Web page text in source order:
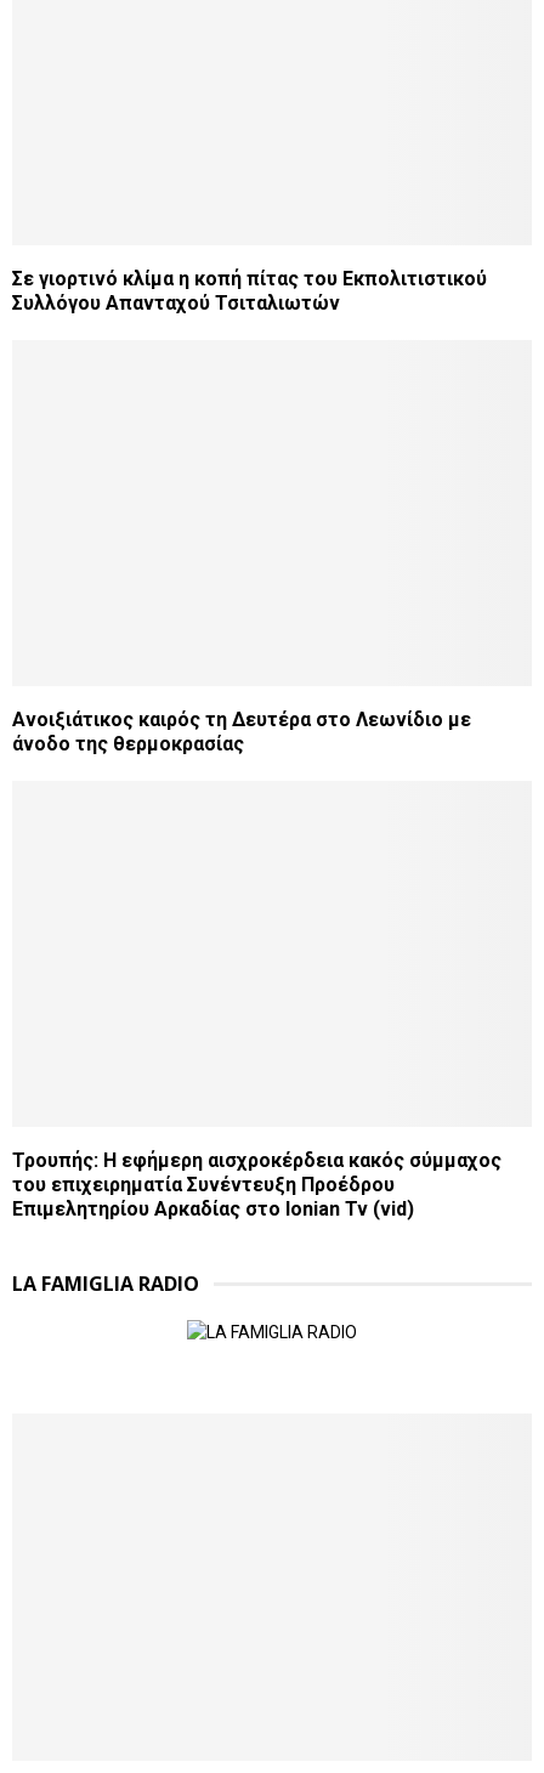
Σε γιορτινό κλίμα η κοπή πίτας του Εκπολιτιστικού
Συλλόγου Απανταχού Τσιταλιωτών
Ανοιξιάτικος καιρός τη Δευτέρα στο Λεωνίδιο με
άνοδο της θερμοκρασίας
Τρουπής: Η εφήμερη αισχροκέρδεια κακός σύμμαχος
του επιχειρηματία Συνέντευξη Προέδρου
Επιμελητηρίου Αρκαδίας στο Ionian Tv (vid)
LA FAMIGLIA RADIO